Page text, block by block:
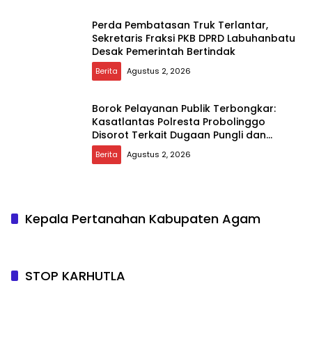
Perda Pembatasan Truk Terlantar,
Sekretaris Fraksi PKB DPRD Labuhanbatu
Desak Pemerintah Bertindak
Berita Agustus 2, 2026
Borok Pelayanan Publik Terbongkar:
Kasatlantas Polresta Probolinggo
Disorot Terkait Dugaan Pungli dan
Setoran Rutin
Berita Agustus 2, 2026
Kepala Pertanahan Kabupaten Agam
STOP KARHUTLA